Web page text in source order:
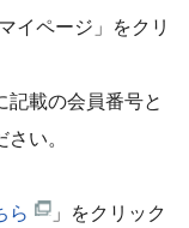
イページ」をクリ
載の会員番号と
い。
ら
」をクリック